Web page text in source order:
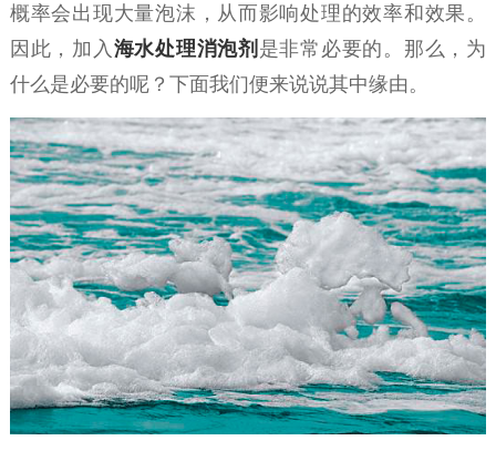
概率会出现大量泡沫，从而影响处理的效率和效果。
因此，加入 海水处理消泡剂 是非常必要的。那么，为
什么是必要的呢？下面我们便来说说其中缘由。